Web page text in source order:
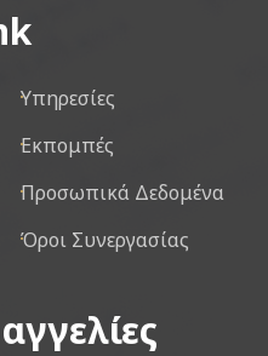
Υπηρεσίες
Εκπομπές
Προσωπικά Δεδομένα
Όροι Συνεργασίας